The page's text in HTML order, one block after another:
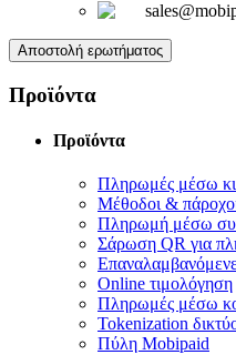
Αποστολή ερωτήματος
Προϊόντα
Προϊόντα
Πληρωμές μέσω
Μέθοδοι &
Πληρωμή μέσω
Σάρωση QR για
Online τιμολόγηση
Πληρωμές μέσω
Tokenization
Πύλη Mobipaid